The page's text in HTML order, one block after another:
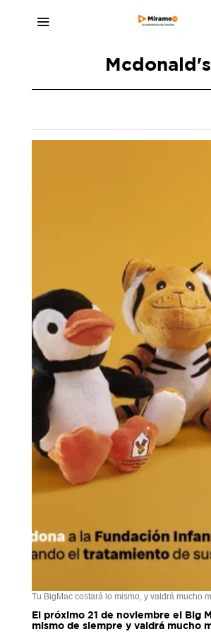
Mcdonald's
Tu BigMac costará lo mismo, y valdrá mucho
El próximo 21 de noviembre el Big
mismo de siempre y valdrá mucho